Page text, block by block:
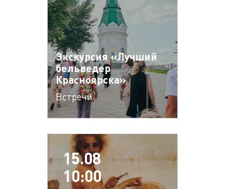
Экскурсия «Лучший
бельведер
Красноярска»
Встречи
15.08
10:00